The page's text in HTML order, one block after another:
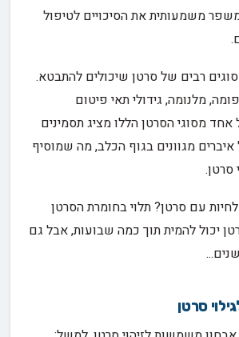
משמעותית את הסיכויים לטיפול
רבים של סרטן שיכולים להתבטא.
מלנומה, גידולי תאי פיטום
מסוגי הסרטן הללו מציג תסמינים
מגוונים בגוף הכלב, מה שמוסיף
סרטן.
עם סרטן? תלוי בחומרת הסרטן
יכול להמית תוך כמה שבועות, אבל גם
סרטן